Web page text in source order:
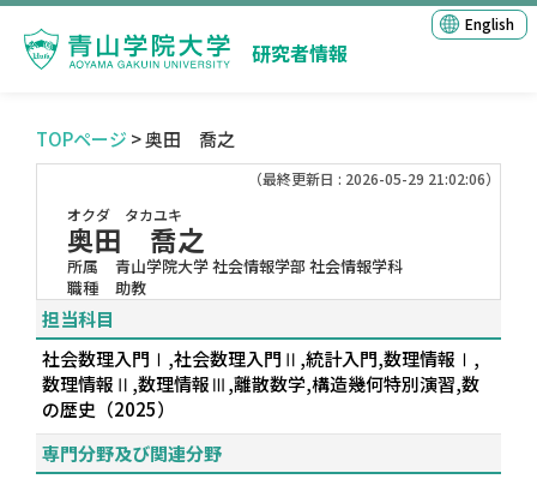
研究者情報
English
TOPページ > 奥田 喬之
（最終更新日 : 2026-05-29 21:02:06）
オクダ タカユキ
奥田 喬之
所属
青山学院大学 社会情報学部 社会情報学科
職種
助教
担当科目
社会数理入門Ⅰ,社会数理入門Ⅱ,統計入門,数理情報Ⅰ,
数理情報Ⅱ,数理情報Ⅲ,離散数学,構造幾何特別演習,数
の歴史（2025）
専門分野及び関連分野